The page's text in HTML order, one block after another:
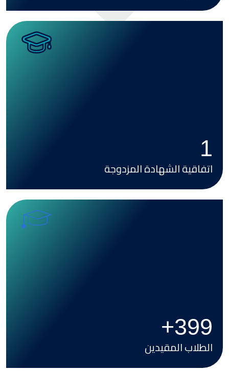
Image
399
+
الطلاب المقيدين
Image
1
اتفاقية الشهادة المزدوجة